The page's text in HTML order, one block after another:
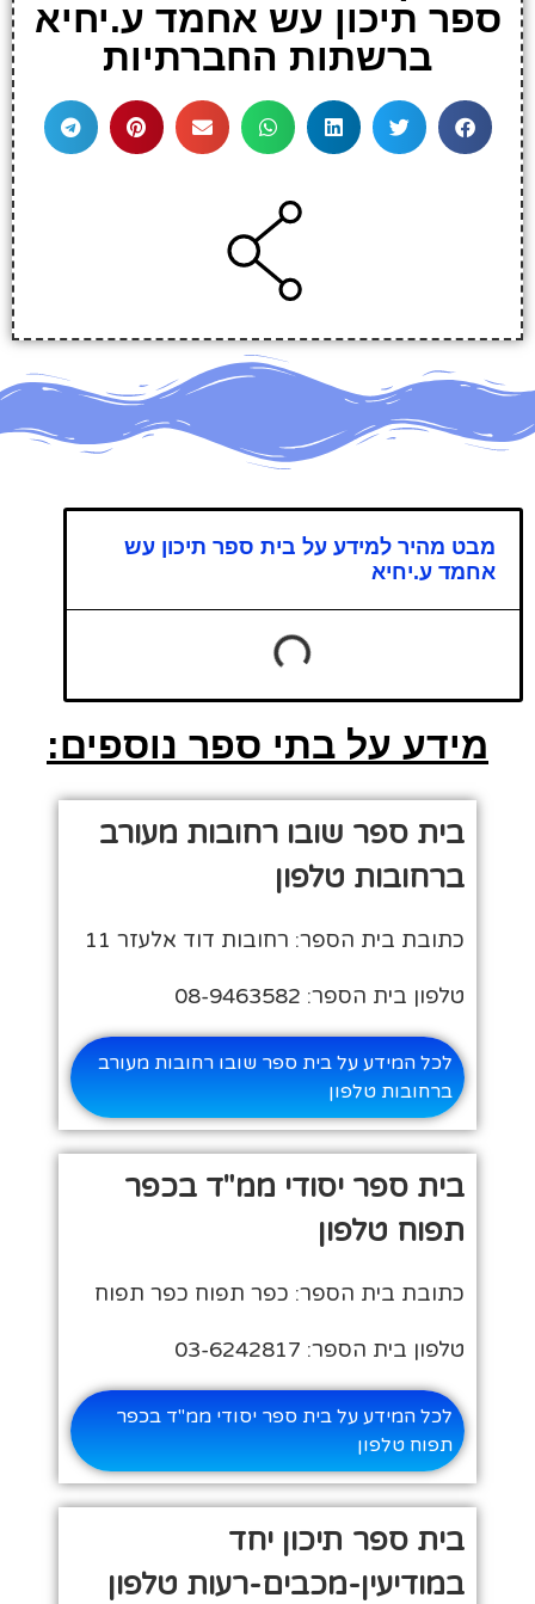
ספר תיכון עש אחמד ע.יחיא
ברשתות החברתיות
מבט מהיר למידע על בית ספר תיכון עש
אחמד ע.יחיא
מידע על בתי ספר נוספים:
בית ספר שובו רחובות מעורב
ברחובות טלפון
כתובת בית הספר: רחובות דוד אלעזר 11
טלפון בית הספר: 08-9463582
לכל המידע על בית ספר שובו רחובות מעורב
ברחובות טלפון
בית ספר יסודי ממ"ד בכפר
תפוח טלפון
כתובת בית הספר: כפר תפוח כפר תפוח
טלפון בית הספר: 03-6242817
לכל המידע על בית ספר יסודי ממ"ד בכפר
תפוח טלפון
בית ספר תיכון יחד
במודיעין-מכבים-רעות טלפון